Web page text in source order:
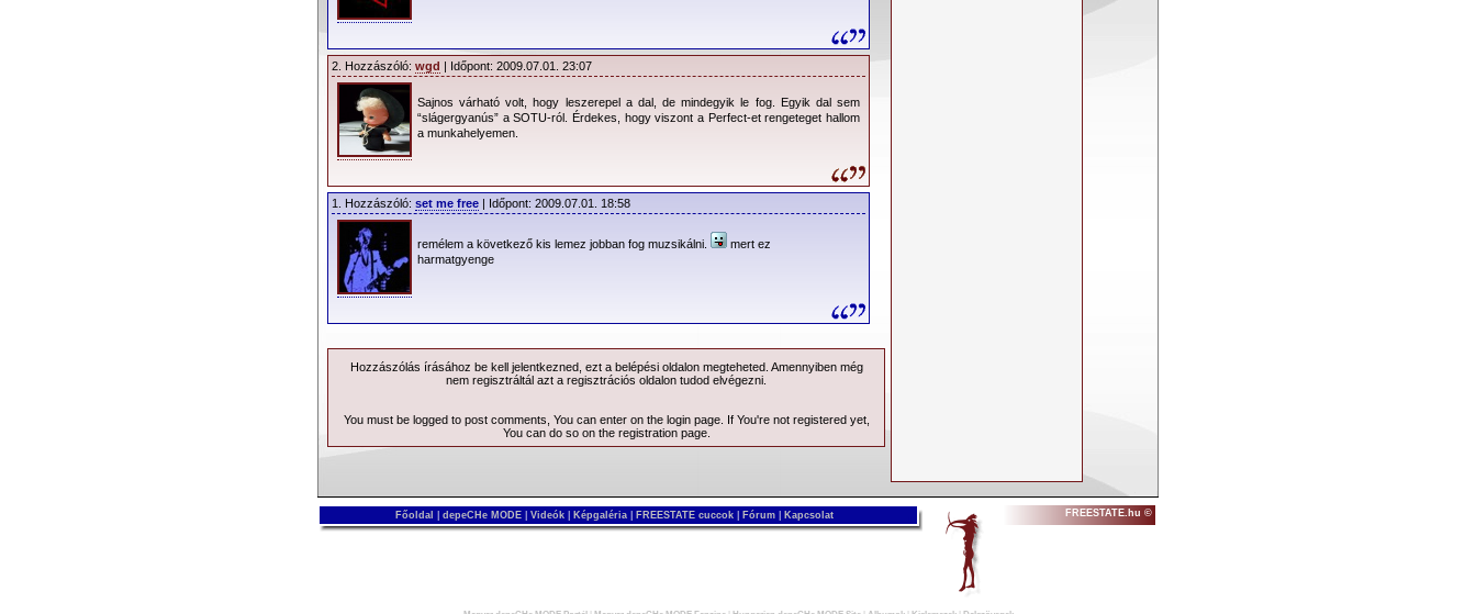
2. Hozzászóló: wgd | Időpont: 2009.07.01. 23:07
Sajnos várható volt, hogy leszerepel a dal, de mindegyik le fog. Egyik dal sem
“slágergyanús” a SOTU-ról. Érdekes, hogy viszont a Perfect-et rengeteget hallom
a munkahelyemen.
1. Hozzászóló: set me free | Időpont: 2009.07.01. 18:58
remélem a következő kis lemez jobban fog muzsikálni.
mert ez
harmatgyenge
Hozzászólás írásához be kell jelentkezned, ezt a belépésioldalon megteheted. Amennyiben még
nem regisztráltál azt a regisztrációs oldalon tudod elvégezni.
You must be logged to post comments, You can enter on the login page. If You're not registered yet,
You can do so on the registration page.
Főoldal depeCHe MODE Videók Képgaléria FREESTATE cuccok Fórum Kapcsolat FREESTATE.hu ©